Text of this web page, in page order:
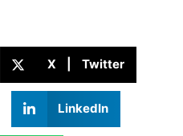
X | Twitter
LinkedIn